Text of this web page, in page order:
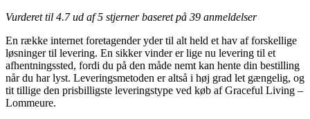
Vurderet til 4.7ud af 5 stjerner baseret på 39 anmeldelser
En række internet foretagender yder til alt held et hav af forskellige
løsninger til levering. En sikker vinder er lige nu levering til et
afhentningssted, fordi du på den måde nemt kan hente din bestilling
når du har lyst. Leveringsmetoden er altså i høj grad let gængelig, og
tit tillige den prisbilligste leveringstype ved køb af Graceful Living –
Lommeure.